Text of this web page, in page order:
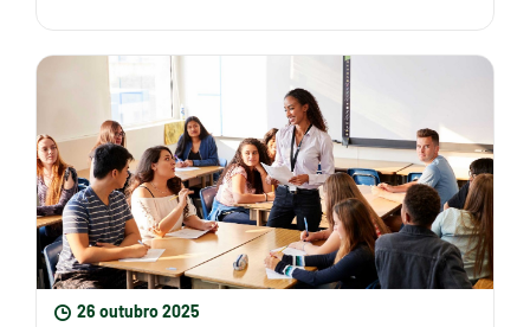
26 outubro 2025